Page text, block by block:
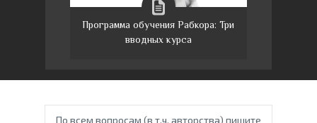
Программа обучения Рабкора: Три
вводных курса
По всем вопросам (в т.ч. авторства) пишите